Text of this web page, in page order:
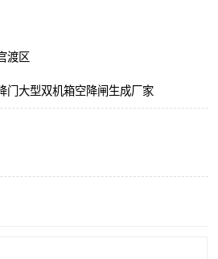
渡区
门大型双机箱空降闸生成厂家